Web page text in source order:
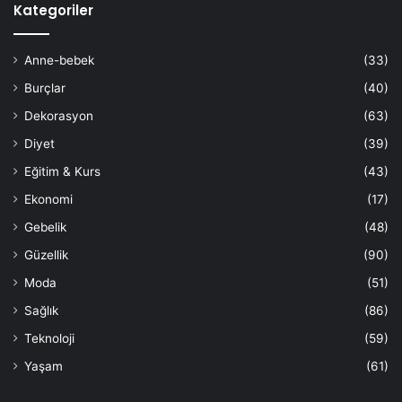
Kategoriler
Anne-bebek
(33)
Burçlar
(40)
Dekorasyon
(63)
Diyet
(39)
Eğitim & Kurs
(43)
Ekonomi
(17)
Gebelik
(48)
Güzellik
(90)
Moda
(51)
Sağlık
(86)
Teknoloji
(59)
Yaşam
(61)